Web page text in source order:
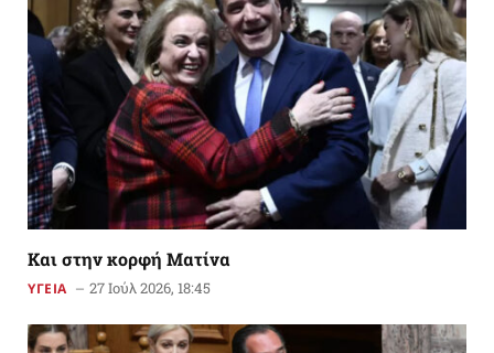
Kαι στην κορφή Ματίνα
ΥΓΕΙΑ 27 Ιούλ 2026, 18:45